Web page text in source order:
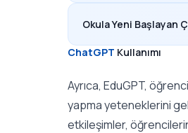
Okula Yeni Başlayan
ChatGPT Kullanımı
Ayrıca, EduGPT,
yapma yeteneklerini
etkileşimler,